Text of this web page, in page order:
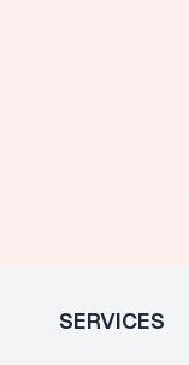
SERVICES